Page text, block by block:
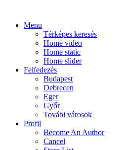
Menu
Térképes keresés
Home video
Home static
Home slider
Felfedezés
Budapest
Debrecen
Eger
Győr
Továbi városok
Profil
Become An Author
Cancel